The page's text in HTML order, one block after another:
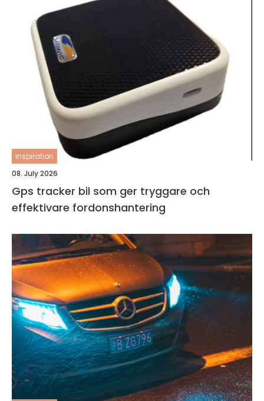
inspiration
08. July 2026
Gps tracker bil som ger tryggare och
effektivare fordonshantering